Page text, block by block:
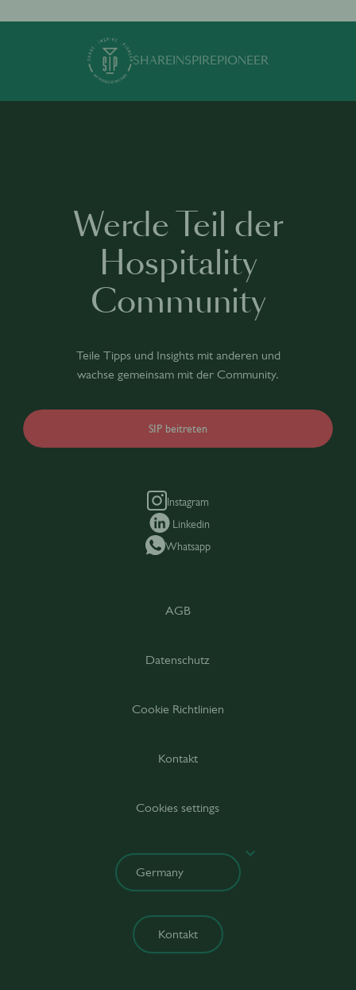
SHAREINSPIREPIONEER
Werde Teil der
Hospitality
Community
Teile Tipps und Insights mit anderen und
wachse gemeinsam mit der Community.
SIP beitreten
Instagram
Linkedin
Whatsapp
AGB
Datenschutz
Cookie Richtlinien
Kontakt
Cookies settings
Kontakt